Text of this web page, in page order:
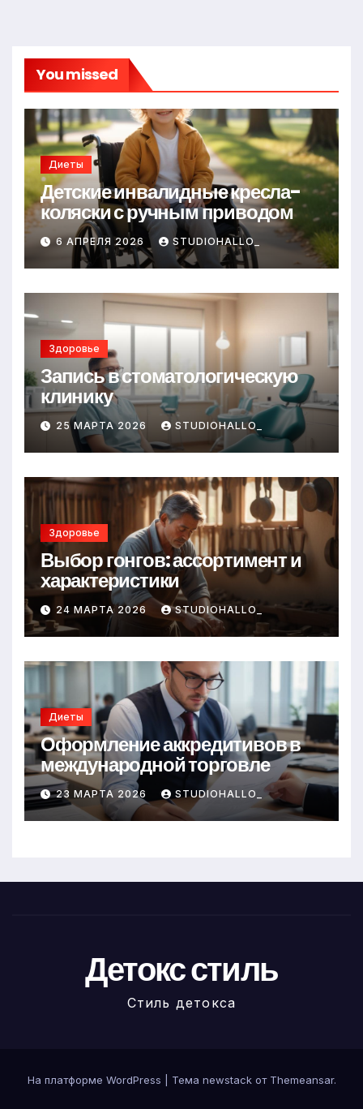
You missed
Диеты
Детские инвалидные кресла-
коляски с ручным приводом
6 АПРЕЛЯ 2026 STUDIOHALLO_
Здоровье
Запись в стоматологическую
клинику
25 МАРТА 2026 STUDIOHALLO_
Здоровье
Выбор гонгов: ассортимент и
характеристики
24 МАРТА 2026 STUDIOHALLO_
Диеты
Оформление аккредитивов в
международной торговле
23 МАРТА 2026 STUDIOHALLO_
Детокс стиль
Стиль детокса
На платформе WordPress Тема newstack от Themeansar.